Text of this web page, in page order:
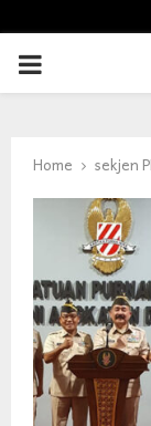
PRIMARY
Home sekjen